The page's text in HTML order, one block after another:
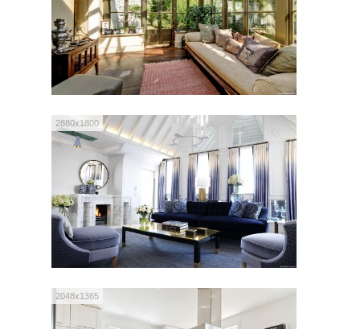
2880x1800
2048x1365